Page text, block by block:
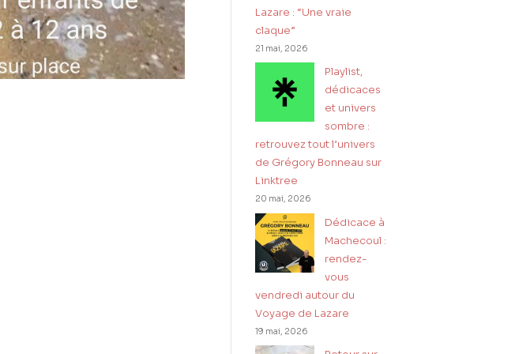
Lazare : “Une vraie
claque”
21 mai, 2026
Playlist,
dédicaces
et univers
sombre :
retrouvez tout l’univers
de Grégory Bonneau sur
Linktree
20 mai, 2026
Dédicace à
Machecoul :
rendez-
vous
vendredi autour du
Voyage de Lazare
19 mai, 2026